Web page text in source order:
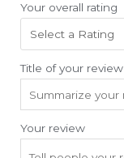
Your overall rating
Title of your review
Your review